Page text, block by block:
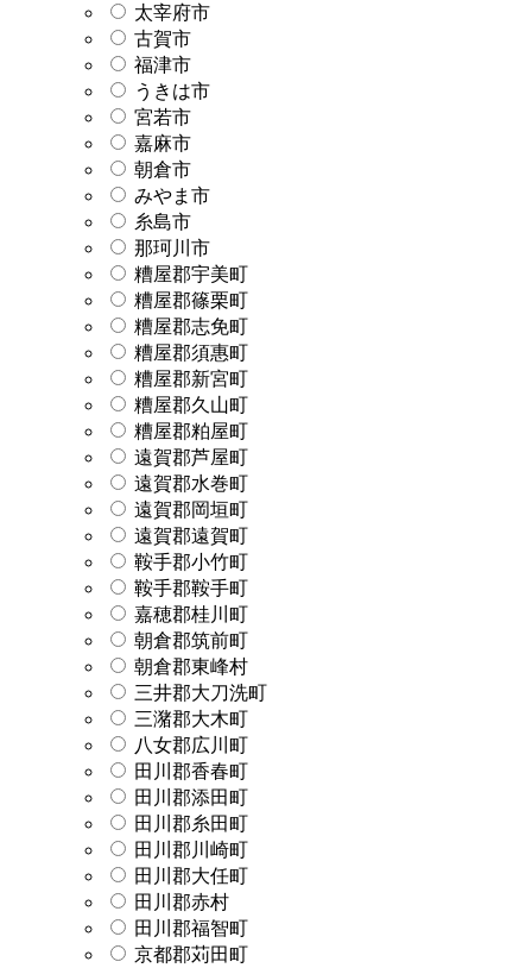
太宰府市
古賀市
福津市
うきは市
宮若市
嘉麻市
朝倉市
みやま市
糸島市
那珂川市
糟屋郡宇美町
糟屋郡篠栗町
糟屋郡志免町
糟屋郡須惠町
糟屋郡新宮町
糟屋郡久山町
糟屋郡粕屋町
遠賀郡芦屋町
遠賀郡水巻町
遠賀郡岡垣町
遠賀郡遠賀町
鞍手郡小竹町
鞍手郡鞍手町
嘉穂郡桂川町
朝倉郡筑前町
朝倉郡東峰村
三井郡大刀洗町
三潴郡大木町
八女郡広川町
田川郡香春町
田川郡添田町
田川郡糸田町
田川郡川崎町
田川郡大任町
田川郡赤村
田川郡福智町
京都郡苅田町